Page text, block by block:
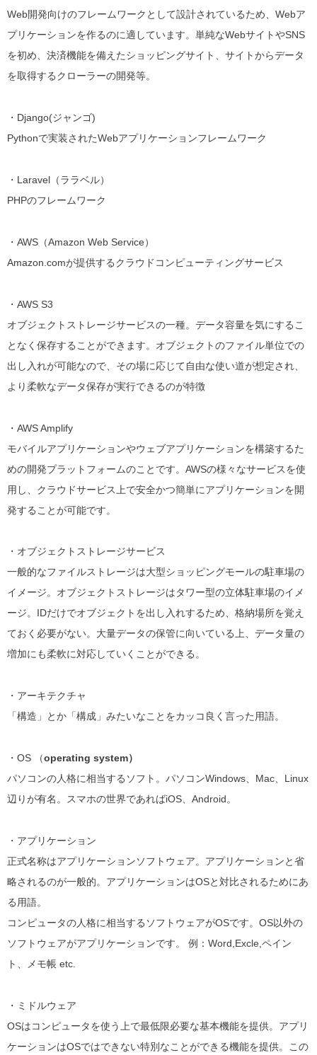
Web開発向けのフレームワークとして設計されているため、Webア
プリケーションを作るのに適しています。単純なWebサイトやSNS
を初め、決済機能を備えたショッピングサイト、サイトからデータ
を取得するクローラーの開発等。
・Django(ジャンゴ)
Pythonで実装されたWebアプリケーションフレームワーク
・Laravel（ララベル）
PHPのフレームワーク
・AWS（Amazon Web Service）
Amazon.comが提供するクラウドコンピューティングサービス
・AWS S3
オブジェクトストレージサービスの一種。データ容量を気にするこ
となく保存することができます。オブジェクトのファイル単位での
出し入れが可能なので、その場に応じて自由な使い道が想定され、
より柔軟なデータ保存が実行できるのが特徴
・AWS Amplify
モバイルアプリケーションやウェブアプリケーションを構築するた
めの開発プラットフォームのことです。AWSの様々なサービスを使
用し、クラウドサービス上で安全かつ簡単にアプリケーションを開
発することが可能です。
・オブジェクトストレージサービス
一般的なファイルストレージは大型ショッピングモールの駐車場の
イメージ。オブジェクトストレージはタワー型の立体駐車場のイメ
ージ。IDだけでオブジェクトを出し入れするため、格納場所を覚え
ておく必要がない。 大量データの保管に向いている上、データ量の
増加にも柔軟に対応していくことができる。
・アーキテクチャ
「構造」とか「構成」みたいなことをカッコ良く言った用語。
・OS （operating system）
パソコンの人格に相当するソフト。パソコンWindows、Mac、Linux
辺りが有名。スマホの世界であればiOS、Android。
・アプリケーション
正式名称はアプリケーションソフトウェア。アプリケーションと省
略されるのが一般的。 アプリケーションはOSと対比されるためにあ
る用語。
コンピュータの人格に相当するソフトウェアがOSです。OS以外の
ソフトウェアがアプリケーションです。 例：Word,Excle,ペイン
ト、メモ帳 etc.
・ミドルウェア
OSはコンピュータを使う上で最低限必要な基本機能を提供。 アプリ
ケーションはOSではできない特別なことができる機能を提供。 この